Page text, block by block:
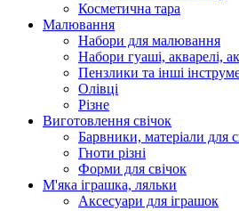
Косметична тара
Малювання
Набори для малювання
Набори гуаші, акварелі,
Пензлики та інші
Олівці
Різне
Виготовлення свічок
Барвники, матеріали для
Гноти різні
Форми для свічок
М'яка іграшка, ляльки
Аксесуари для іграшок